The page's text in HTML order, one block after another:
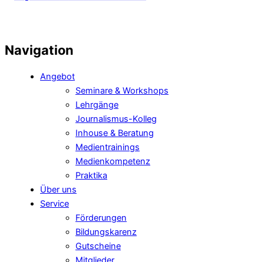
Navigation
Angebot
Seminare & Workshops
Lehrgänge
Journalismus-Kolleg
Inhouse & Beratung
Medientrainings
Medienkompetenz
Praktika
Über uns
Service
Förderungen
Bildungskarenz
Gutscheine